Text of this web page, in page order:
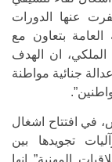
عنها الدورات
العامة بتعاون مع
الملكي، ان الهدف
جنائية مواطنة
في افتتاح اشغال
تجويدها بين
المهنية” انها